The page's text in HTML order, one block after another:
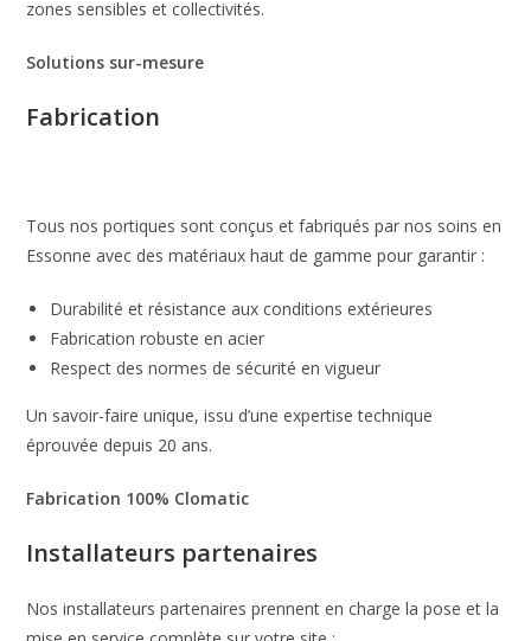
zones sensibles et collectivités.
Solutions sur-mesure
Fabrication
Tous nos portiques sont conçus et fabriqués par nos soins en
Essonne avec des matériaux haut de gamme pour garantir :
Durabilité et résistance aux conditions extérieures
Fabrication robuste en acier
Respect des normes de sécurité en vigueur
Un savoir-faire unique, issu d’une expertise technique
éprouvée depuis 20 ans.
Fabrication 100% Clomatic
Installateurs partenaires
Nos installateurs partenaires prennent en charge la pose et la